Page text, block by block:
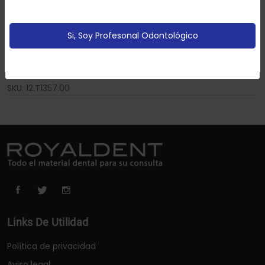
SKU: 12.T1357.00
Links De Utilidad
Política de privacidad
páginas vistitadas).Política de cookies
Si, Soy Profesonal Odontológico